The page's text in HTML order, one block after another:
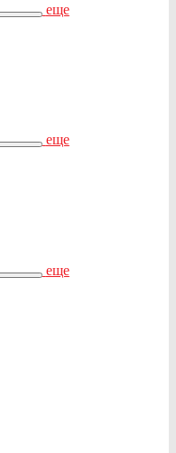
еще
еще
еще